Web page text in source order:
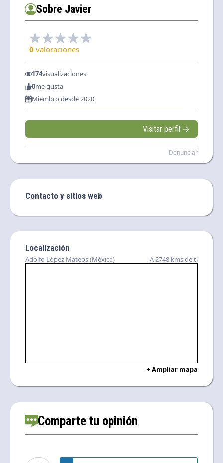
Comparte tu opinión
Sobre Javier
0 valoraciones
174visualizaciones
0me gusta
Miembro desde 2020
Visitar perfil →
Denunciar
Contacto y sitios web
Localización
Adolfo López Mateos (México) A 2748 kms de ti
+ Ampliar mapa